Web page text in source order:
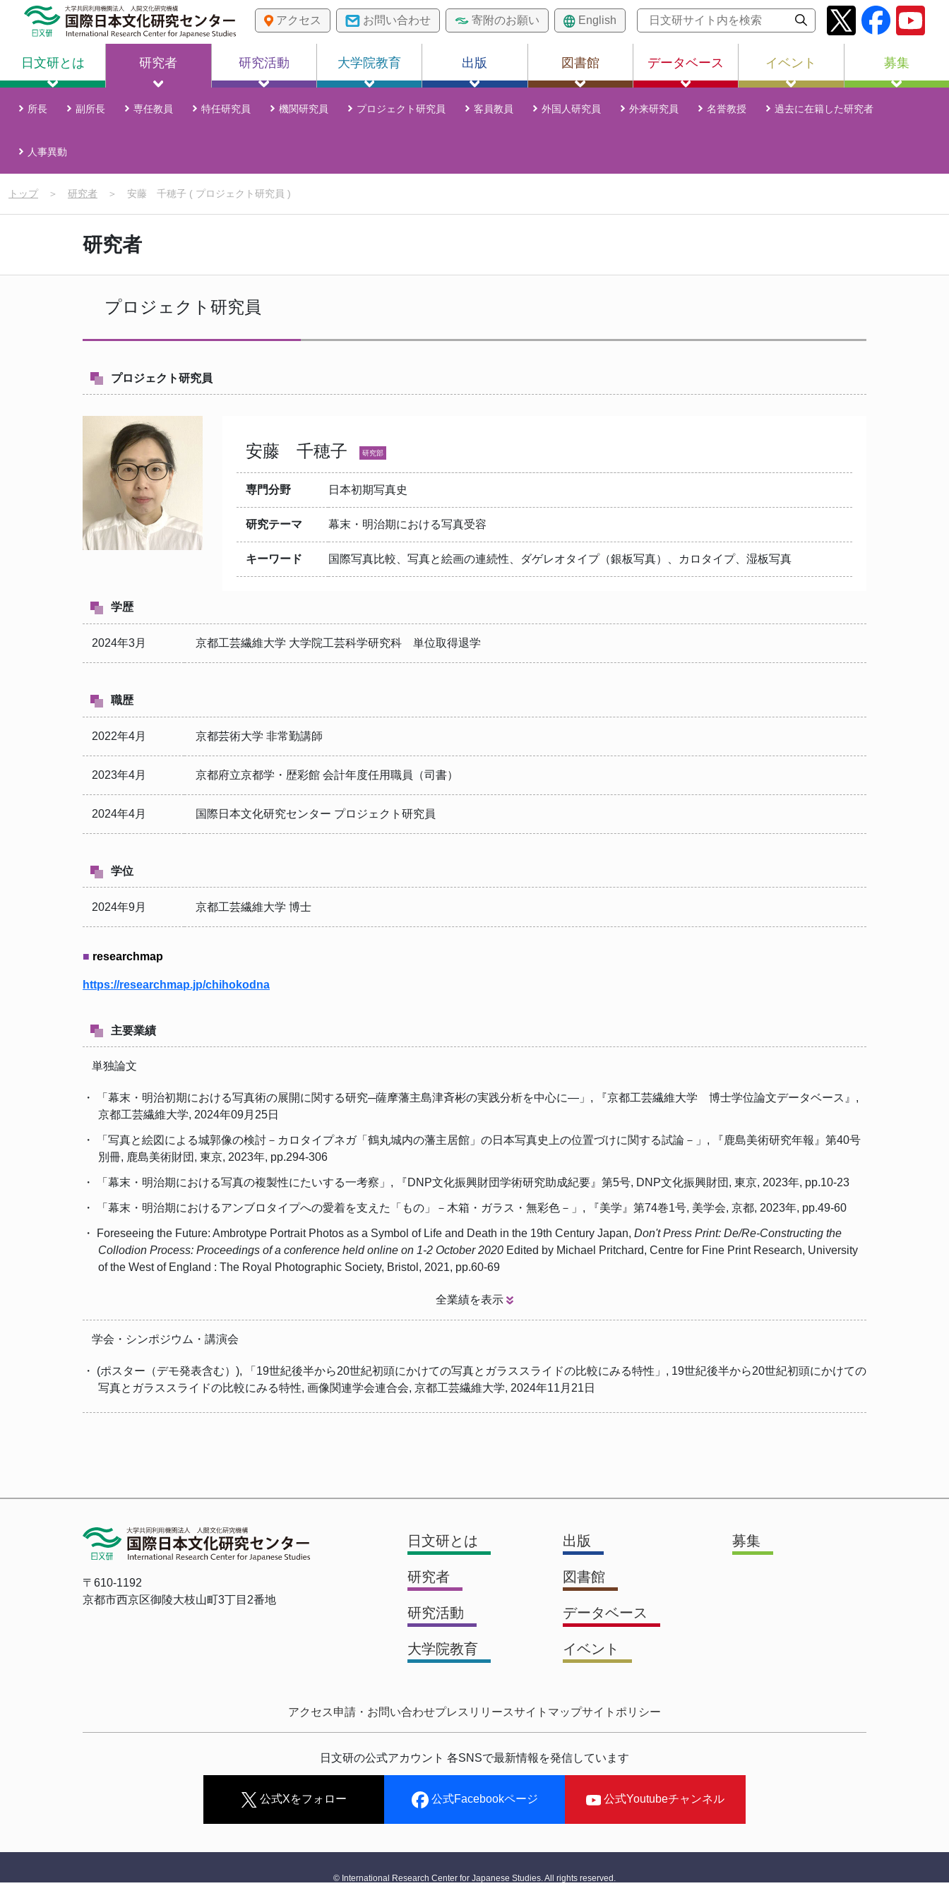
アクセス お問い合わせ 寄附のお願い English
日文研とは 研究者 研究活動 大学院教育 出版 図書館 データベース イベント 募集
所長 副所長 専任教員 特任研究員 機関研究員 プロジェクト研究員 客員教員 外国人研究員 外来研究員 名誉教授 過去に在籍した研究者
人事異動
トップ＞ 研究者 ＞ 安藤 千穂子 ( プロジェクト研究員 )
研究者
プロジェクト研究員
プロジェクト研究員
安藤 千穂子 研究部
専門分野 日本初期写真史
研究テーマ 幕末・明治期における写真受容
キーワード 国際写真比較、写真と絵画の連続性、ダゲレオタイプ（銀板写真）、カロタイプ、湿板写真
学歴
2024年3月 京都工芸繊維大学 大学院工芸科学研究科 単位取得退学
職歴
2022年4月 京都芸術大学 非常勤講師
2023年4月 京都府立京都学・歴彩館 会計年度任用職員（司書）
2024年4月 国際日本文化研究センター プロジェクト研究員
学位
2024年9月 京都工芸繊維大学 博士
■ researchmap
https://researchmap.jp/chihokodna
主要業績
単独論文
・ 「幕末・明治初期における写真術の展開に関する研究─薩摩藩主島津斉彬の実践分析を中心に―」, 『京都工芸繊維大学 博士学位論文データベース』,
京都工芸繊維大学, 2024年09月25日
・ 「写真と絵図による城郭像の検討－カロタイプネガ「鶴丸城内の藩主居館」の日本写真史上の位置づけに関する試論－」, 『鹿島美術研究年報』第40号
別冊, 鹿島美術財団, 東京, 2023年, pp.294-306
・ 「幕末・明治期における写真の複製性にたいする一考察」, 『DNP文化振興財団学術研究助成紀要』第5号, DNP文化振興財団, 東京, 2023年, pp.10-23
・ 「幕末・明治期におけるアンブロタイプへの愛着を支えた「もの」－木箱・ガラス・無彩色－」, 『美学』第74巻1号, 美学会, 京都, 2023年, pp.49-60
・ Foreseeing the Future: Ambrotype Portrait Photos as a Symbol of Life and Death in the 19th Century Japan, Don't Press Print: De/Re-Constructing the
Collodion Process: Proceedings of a conference held online on 1-2 October 2020 Edited by Michael Pritchard, Centre for Fine Print Research, University
of the West of England : The Royal Photographic Society, Bristol, 2021, pp.60-69
全業績を表示
学会・シンポジウム・講演会
・ (ポスター（デモ発表含む）), 「19世紀後半から20世紀初頭にかけての写真とガラススライドの比較にみる特性」, 19世紀後半から20世紀初頭にかけての
写真とガラススライドの比較にみる特性, 画像関連学会連合会, 京都工芸繊維大学, 2024年11月21日
〒610-1192
京都市西京区御陵大枝山町3丁目2番地
日文研とは
研究者
研究活動
大学院教育
出版
図書館
データベース
イベント
募集
アクセス申請・お問い合わせプレスリリースサイトマップサイトポリシー
日文研の公式アカウント 各SNSで最新情報を発信しています
公式Xをフォロー 公式Facebookページ 公式Youtubeチャンネル
© International Research Center for Japanese Studies. All rights reserved.